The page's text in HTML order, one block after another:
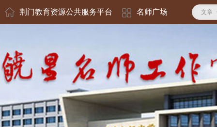
荆门教育资源公共服务平台 名师广场 文章